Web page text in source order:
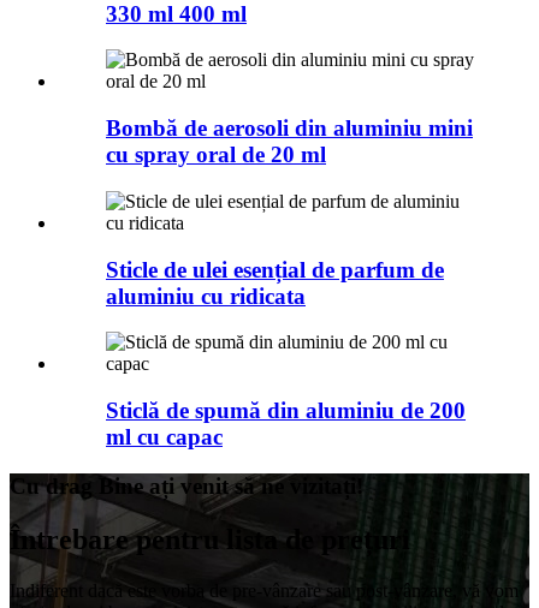
330 ml 400 ml
Bombă de aerosoli din aluminiu mini
cu spray oral de 20 ml
Sticle de ulei esențial de parfum de
aluminiu cu ridicata
Sticlă de spumă din aluminiu de 200
ml cu capac
Cu drag Bine ați venit să ne vizitați!
Întrebare pentru lista de prețuri
Indiferent dacă este vorba de pre-vânzare sau post-vânzare, vă vom